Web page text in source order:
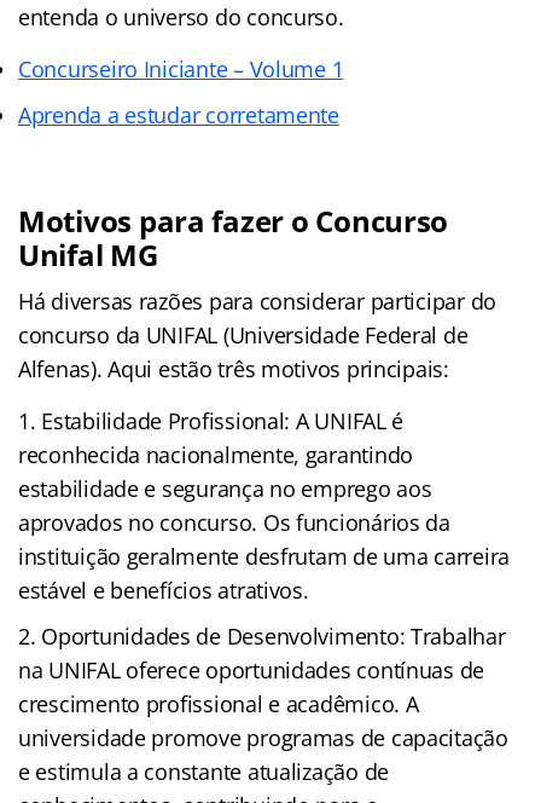
entenda o universo do concurso.
Concurseiro Iniciante – Volume 1
Aprenda a estudar corretamente
Motivos para fazer o Concurso
Unifal MG
Há diversas razões para considerar participar do
concurso da UNIFAL (Universidade Federal de
Alfenas). Aqui estão três motivos principais:
Estabilidade Profissional: A UNIFAL é
reconhecida nacionalmente, garantindo
estabilidade e segurança no emprego aos
aprovados no concurso. Os funcionários da
instituição geralmente desfrutam de uma carreira
estável e benefícios atrativos.
Oportunidades de Desenvolvimento: Trabalhar
na UNIFAL oferece oportunidades contínuas de
crescimento profissional e acadêmico. A
universidade promove programas de capacitação
e estimula a constante atualização de